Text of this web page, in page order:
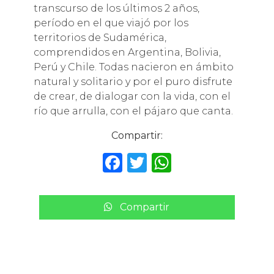
transcurso de los últimos 2 años,
período en el que viajó por los
territorios de Sudamérica,
comprendidos en Argentina, Bolivia,
Perú y Chile. Todas nacieron en ámbito
natural y solitario y por el puro disfrute
de crear, de dialogar con la vida, con el
río que arrulla, con el pájaro que canta.
Compartir:
F
c
e
T
it
te
W
a
ts
Compartir